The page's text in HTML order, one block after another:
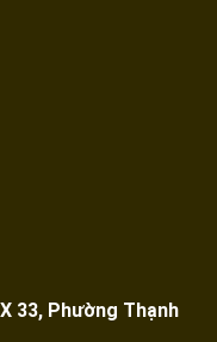
33, Phường Thạnh